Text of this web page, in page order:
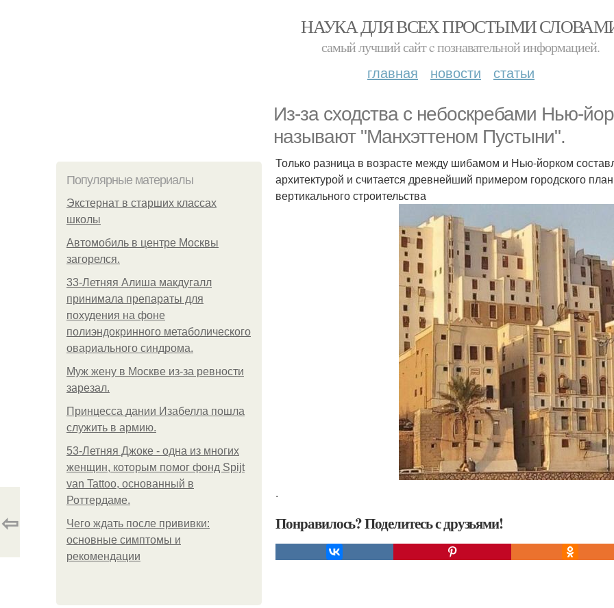
НАУКА ДЛЯ ВСЕХ ПРОСТЫМИ
самый лучший сайт c познавательной информацией.
главная новости статьи
Из-за сходства с небоскребами Нью-
называют "Манхэттеном Пустыни".
Популярные материалы
Экстернат в старших классах
школы
Автомобиль в центре Москвы
загорелся.
33-Летняя Алиша макдугалл
принимала препараты для
похудения на фоне
полиэндокринного метаболического
овариального синдрома.
Mуж жену в Москве из-за ревности
зарезал.
Принцесса дании Изабелла пошла
служить в армию.
53-Летняя Джоке - одна из многих
женщин, которым помог фонд Spijt
van Tattoo, основанный в
Роттердаме.
Чего ждать после прививки:
основные симптомы и
рекомендации
Только разница в возрасте между шибамом и Нью-йорком
архитектурой и считается древнейший примером городского
вертикального строительства
.
Понравилось? Поделитесь с друзьями!
⇦